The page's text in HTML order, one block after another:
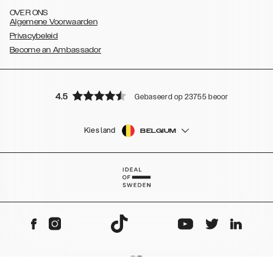
OVER ONS
Algemene Voorwaarden
Privacybeleid
Become an Ambassador
4.5 Gebaseerd op 23755 beoordelingen
Kies land BELGIUM